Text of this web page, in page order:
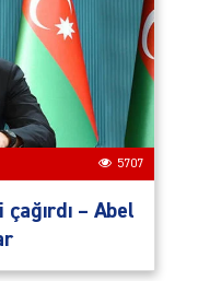
5707
– Abel